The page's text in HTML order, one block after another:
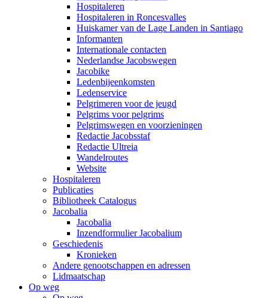
Hospitaleren
Hospitaleren in Roncesvalles
Huiskamer van de Lage Landen in Santiago
Informanten
Internationale contacten
Nederlandse Jacobswegen
Jacobike
Ledenbijeenkomsten
Ledenservice
Pelgrimeren voor de jeugd
Pelgrims voor pelgrims
Pelgrimswegen en voorzieningen
Redactie Jacobsstaf
Redactie Ultreia
Wandelroutes
Website
Hospitaleren
Publicaties
Bibliotheek Catalogus
Jacobalia
Jacobalia
Inzendformulier Jacobalium
Geschiedenis
Kronieken
Andere genootschappen en adressen
Lidmaatschap
Op weg